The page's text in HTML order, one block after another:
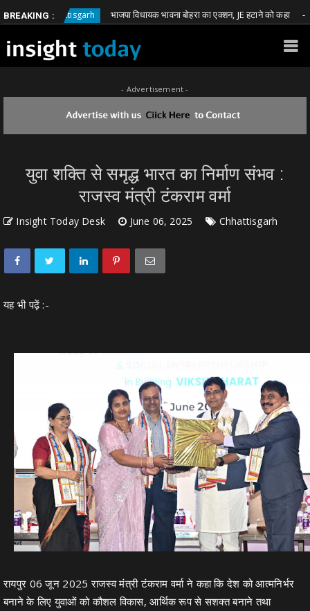
BREAKING :
Chhattisgarh भाजपा विधायक भावना बोहरा का एक्शन, JE हटाने को कहा
- Advertisement -
युवा शक्ति से समृद्ध भारत का निर्माण संभव :
राजस्व मंत्री टंकराम वर्मा
Insight Today Desk June 06, 2025 Chhattisgarh
यह भी पढ़ें :-
रायपुर 06 जून 2025 राजस्व मंत्री टंकराम वर्मा ने कहा कि देश को आत्मनिर्भर
बनाने के लिए युवाओं को कौशल विकास, आर्थिक रूप से सशक्त बनाने तथा